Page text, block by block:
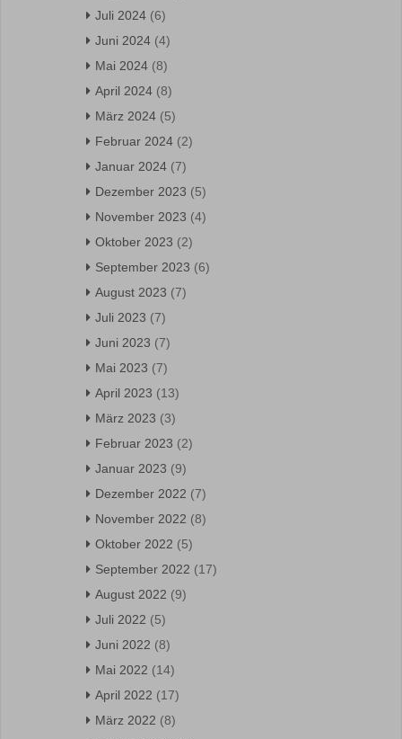
Juli 2024 (6)
Juni 2024 (4)
Mai 2024 (8)
April 2024 (8)
März 2024 (5)
Februar 2024 (2)
Januar 2024 (7)
Dezember 2023 (5)
November 2023 (4)
Oktober 2023 (2)
September 2023 (6)
August 2023 (7)
Juli 2023 (7)
Juni 2023 (7)
Mai 2023 (7)
April 2023 (13)
März 2023 (3)
Februar 2023 (2)
Januar 2023 (9)
Dezember 2022 (7)
November 2022 (8)
Oktober 2022 (5)
September 2022 (17)
August 2022 (9)
Juli 2022 (5)
Juni 2022 (8)
Mai 2022 (14)
April 2022 (17)
März 2022 (8)